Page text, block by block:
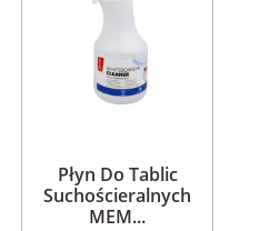
Płyn Do Tablic
Suchościeralnych
MEM...